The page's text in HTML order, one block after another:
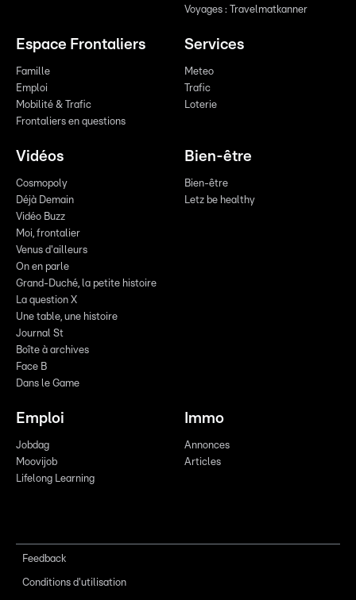
Voyages : Travelmatkanner
Espace Frontaliers
Famille
Emploi
Mobilité & Trafic
Frontaliers en questions
Services
Meteo
Trafic
Loterie
Vidéos
Cosmopoly
Déjà Demain
Vidéo Buzz
Moi, frontalier
Venus d'ailleurs
On en parle
Grand-Duché, la petite histoire
La question X
Une table, une histoire
Journal St
Boîte à archives
Face B
Dans le Game
Bien-être
Bien-être
Letz be healthy
Emploi
Jobdag
Moovijob
Lifelong Learning
Immo
Annonces
Articles
Feedback
Conditions d'utilisation